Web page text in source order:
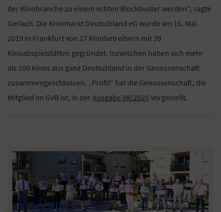
der Kinobranche zu einem echten Blockbuster werden“, sagte
Gerlach. Die Kinomarkt Deutschland eG wurde am 15. Mai
2019 in Frankfurt von 17 Kinobetreibern mit 39
Kinoabspielstätten gegründet. Inzwischen haben sich mehr
als 100 Kinos aus ganz Deutschland in der Genossenschaft
zusammengeschlossen. „Profil“ hat die Genossenschaft, die
Mitglied im GVB ist, in derAusgabe 08/2020 vorgestellt.